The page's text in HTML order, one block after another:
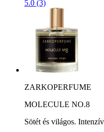
5.0 (3)
ZARKOPERFUME
MOLECULE NO.8
Sötét és világos.